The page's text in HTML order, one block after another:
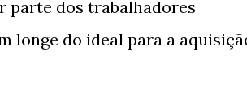
parte dos trabalhadores
longe do ideal para a